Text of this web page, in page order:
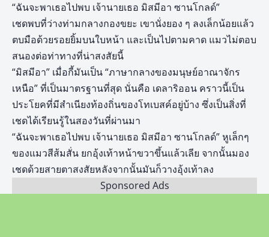
“ฉันจะพาเธอไปพบ เจ้านายเธอ มิสมีอา ซานโกลด์”
เชดพบที่ว่างท่ามกลางกองขยะ เขานั่งยอง ๆ ลงเล็กน้อยแล้ว
ตบมือด้วยรอยยิ้มบนใบหน้า และเป็นไปตามคาด แมวไม่ตอบ
สนองต่อท่าทางที่น่าสงสัยนี้
“มิสมีอา” เมื่อกี้มันเป็น “ภาษากลางของมนุษย์อาณาจักร
เหนือ” ที่เป็นมาตรฐานที่สุด นั่นคือ เดลาริออน คราวนี้เป็น
ประโยคที่มีสำเนียงท้องถิ่นของโทเบสค์อยู่บ้าง ซึ่งเป็นสิ่งที่
เชดได้เรียนรู้ในสองวันที่ผ่านมา
“ฉันจะพาเธอไปพบ เจ้านายเธอ มิสมีอา ซานโกลด์” หูเล็กๆ
ของแมวสีส้มสั่น ยกอุ้งเท้าหน้าขวาขึ้นแล้วเลีย จากนั้นมอง
เชดด้วยสายตาสงสัยหลังจากนั้นมันก็วางอุ้งเท้าลง
Sponsored Ads